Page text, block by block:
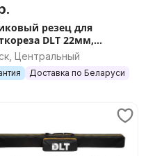
резец для
DLT 22мм,
5мм, серия Standard,
Центральный
Доставка по Беларуси